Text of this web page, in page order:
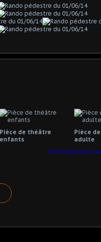
Pièce de théâtre
enfants
Pièce
adulte
Participation à la